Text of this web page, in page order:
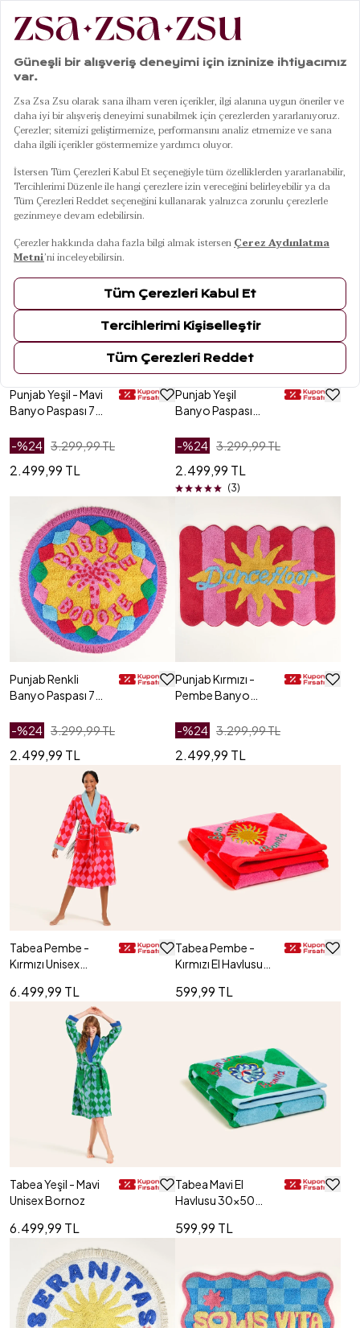
101Ürün
FILTRELE SIRALA
Banyo
Punjab Yeşil - Mavi
Banyo Paspası 70
-%24 3.299,99 TL
2.499,99 TL
Punjab Yeşil
Banyo Paspası
-%24 3.299,99 TL
2.499,99 TL
(3)
Punjab Renkli
Banyo Paspası 70
-%24 3.299,99 TL
2.499,99 TL
Punjab Kırmızı -
Pembe Banyo
Cm
-%24 3.299,99 TL
2.499,99 TL
Tabea Pembe -
Kırmızı Unisex
6.499,99 TL
Tabea Pembe -
Kırmızı El Havlusu
599,99 TL
Tabea Yeşil - Mavi
Unisex Bornoz
6.499,99 TL
Tabea Mavi El
Havlusu 30x50
599,99 TL